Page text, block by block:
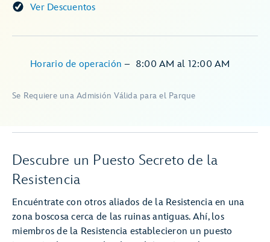
Ver Descuentos
Horario de operación– 8:00 AM al 12:00 AM
Se Requiere una Admisión Válida para el Parque
Descubre un Puesto Secreto de la
Resistencia
Encuéntrate con otros aliados de la Resistencia en una
zona boscosa cerca de las ruinas antiguas. Ahí, los
miembros de la Resistencia establecieron un puesto